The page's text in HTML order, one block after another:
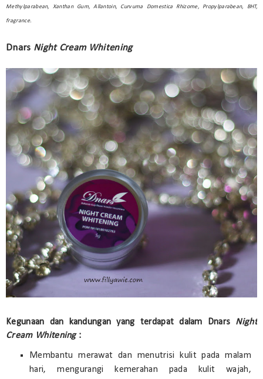
Methylparabean, Xanthan Gum, Allantoin, Curvuma Domestica Rhizome, Propylparabean, BHT,
fragrance.
Dnars Night Cream Whitening
Kegunaan dan kandungan yang terdapat dalam Dnars Night
Cream Whitening:
Membantu merawat dan menutrisi kulit pada malam
hari, mengurangi kemerahan pada kulit wajah,